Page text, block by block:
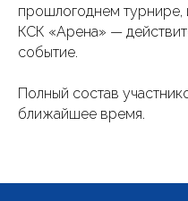
прошлогоднем турнире,
КСК «Арена» —
событие.
Полный состав
ближайшее время.